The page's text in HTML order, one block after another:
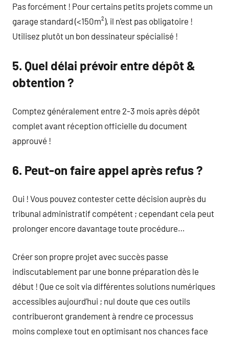
Pas forcément ! Pour certains petits projets comme un
garage standard (<150m²), il n'est pas obligatoire !
Utilisez plutôt un bon dessinateur spécialisé !
5. Quel délai prévoir entre dépôt &
obtention ?
Comptez généralement entre 2-3 mois après dépôt
complet avant réception officielle du document
approuvé !
6. Peut-on faire appel après refus ?
Oui ! Vous pouvez contester cette décision auprès du
tribunal administratif compétent ; cependant cela peut
prolonger encore davantage toute procédure…
Créer son propre projet avec succès passe
indiscutablement par une bonne préparation dès le
début ! Que ce soit via différentes solutions numériques
accessibles aujourd’hui ; nul doute que ces outils
contribueront grandement à rendre ce processus
moins complexe tout en optimisant nos chances face